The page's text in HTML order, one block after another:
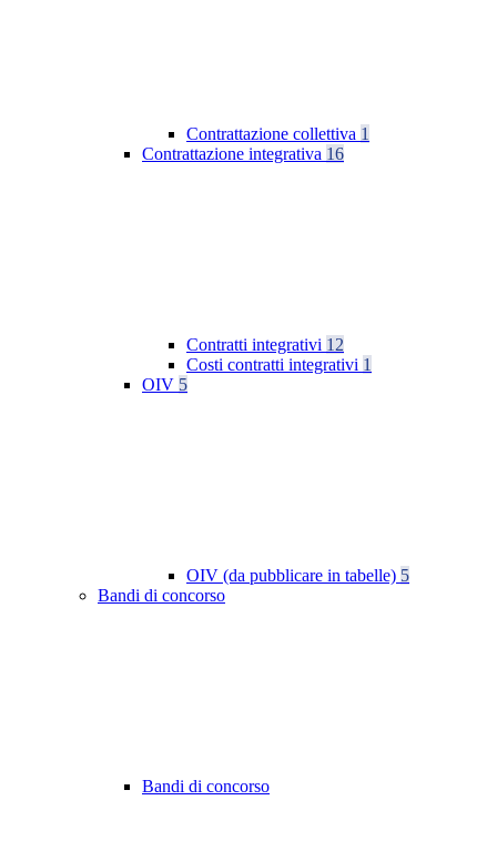
Contrattazione collettiva 1
Contrattazione integrativa 16
Contratti integrativi 12
Costi contratti integrativi 1
OIV 5
OIV (da pubblicare in tabelle) 5
Bandi di concorso
Bandi di concorso